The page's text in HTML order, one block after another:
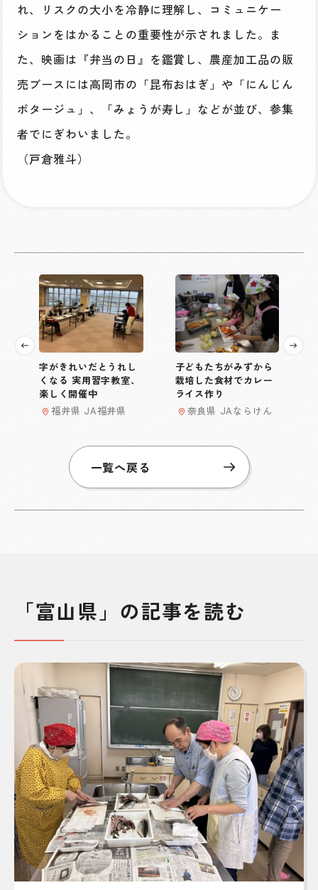
れ、リスクの大小を冷静に理解し、コミュニケー
ションをはかることの重要性が示されました。ま
た、映画は『弁当の日』を鑑賞し、農産加工品の販
売ブースには高岡市の「昆布おはぎ」や「にんじん
ポタージュ」、「みょうが寿し」などが並び、参集
者でにぎわいました。
（戸倉雅斗）
字がきれいだとうれし
くなる 実用習字教室、
楽しく開催中
福井県 JA福井県
子どもたちがみずから
栽培した食材でカレー
ライス作り
奈良県 JAならけん
一覧へ戻る
「富山県」の記事を読む